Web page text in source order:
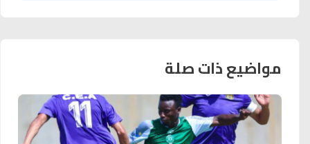
مواضيع ذات صلة